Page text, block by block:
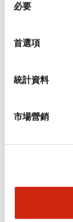
必要
首選項
統計資料
市場營銷
審美規範
環境規範